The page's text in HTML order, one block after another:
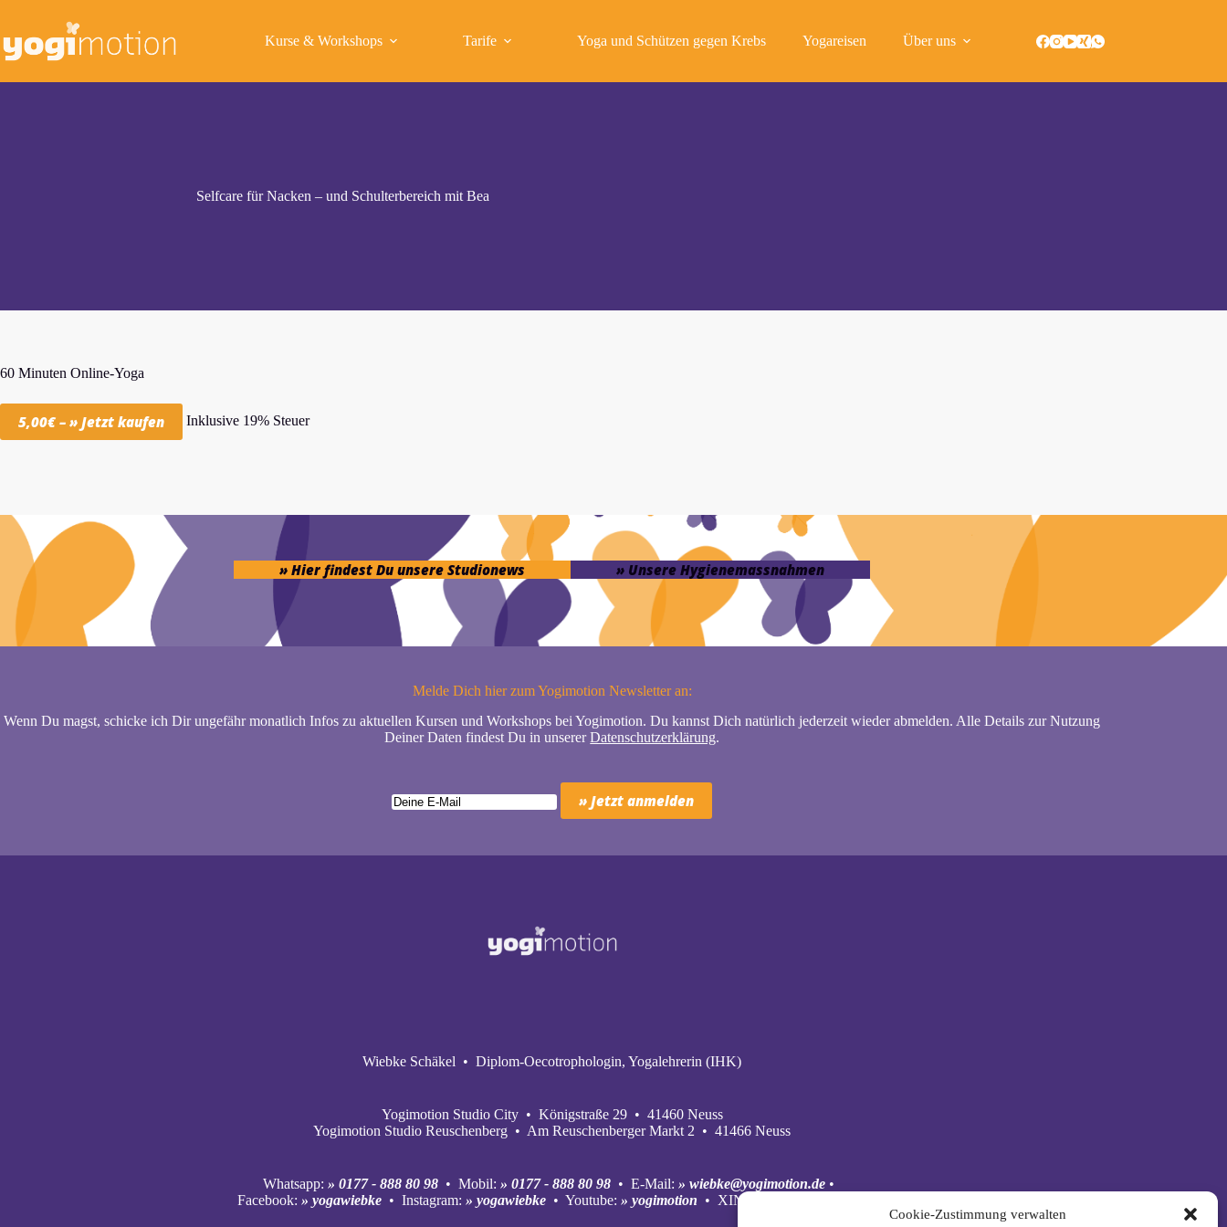
Cookie-Zustimmung verwalten
springen
Kurse & Workshops Tarife Yoga und Schützen gegen Krebs Yogareisen Über uns
Selfcare für Nacken – und Schulterbereich mit Bea
60 Minuten Online-Yoga
5,00€ – » Jetzt kaufen Inklusive 19% Steuer
» Hier findest Du unsere Studionews » Unsere Hygienemassnahmen
Melde Dich hier zum Yogimotion Newsletter an:
Wenn Du magst, schicke ich Dir ungefähr monatlich Infos zu aktuellen Kursen und Workshops bei Yogimotion. Du kannst Dich natürlich jederzeit wieder abmelden. Alle Details zur Nutzung
Deiner Daten findest Du in unsererDatenschutzerklärung.
Wiebke Schäkel • Diplom-Oecotrophologin, Yogalehrerin (IHK)
Yogimotion Studio City • Königstraße 29 • 41460 Neuss
Yogimotion Studio Reuschenberg • Am Reuschenberger Markt 2 • 41466 Neuss
Whatsapp: » 0177 - 888 80 98• Mobil: » 0177 - 888 80 98• E‑Mail: » wiebke@yogimotion.de•
Facebook: » yogawiebke• Instagram: » yogawiebke• Youtube: » yogimotion • XING: